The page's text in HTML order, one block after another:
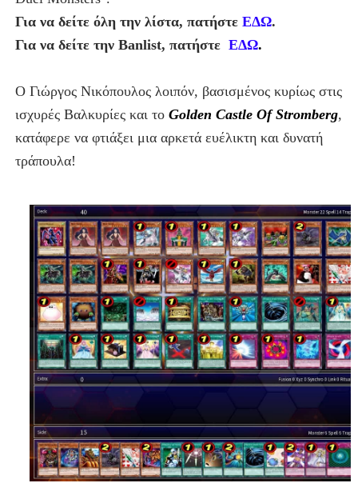
Για να δείτε όλη την λίστα, πατήστε ΕΔΩ.
Για να δείτε την Banlist, πατήστε ΕΔΩ.
Ο Γιώργος Νικόπουλος λοιπόν, βασισμένος κυρίως στις
ισχυρές Βαλκυρίες και το Golden Castle Οf Stromberg,
κατάφερε να φτιάξει μια αρκετά ευέλικτη και δυνατή
τράπουλα!